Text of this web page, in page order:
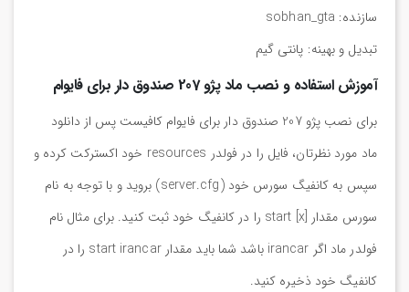
سازنده: sobhan_gta
تبدیل و بهینه: پانتی گیم
آموزش استفاده و نصب ماد پژو 207 صندوق دار برای فایوام
برای نصب پژو 207 صندوق دار برای فایوام کافیست پس از دانلود
ماد مورد نظرتان، فایل را در فولدر resources خود اکسترکت کرده و
سپس به کانفیگ سورس خود (server.cfg) بروید و با توجه به نام
سورس مقدار start [x] را در کانفیگ خود ثبت کنید. برای مثال نام
فولدر ماد اگر irancar باشد شما باید مقدار start irancar را در
کانفیگ خود ذخیره کنید.